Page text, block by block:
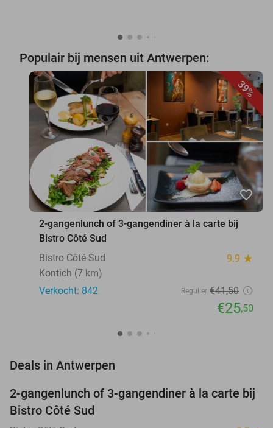
Populair bij mensen uit Antwerpen:
39%
favorite_border
2-gangenlunch of 3-gangendiner à la carte bij
Bistro Côté Sud
Bistro Côté Sud
9.9 star
Kontich (7 km)
Verkocht: 842
Regulier €41,50
€25,50
Deals in Antwerpen
39%
2-gangenlunch of 3-gangendiner à la carte bij
Bistro Côté Sud